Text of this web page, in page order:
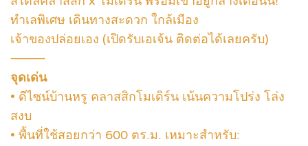
ทำเลพิเศษ เดินทางสะดวก ใกล้เมือง
เจ้าของปล่อยเอง (เปิดรับเอเจ้น ติดต่อได้เลยครับ)
⸻
จุดเด่น
• ดีไซน์บ้านหรู คลาสสิกโมเดิร์น เน้นความโปร่ง โล่ง
สงบ
• พื้นที่ใช้สอยกว่า 600 ตร.ม. เหมาะสำหรับ: